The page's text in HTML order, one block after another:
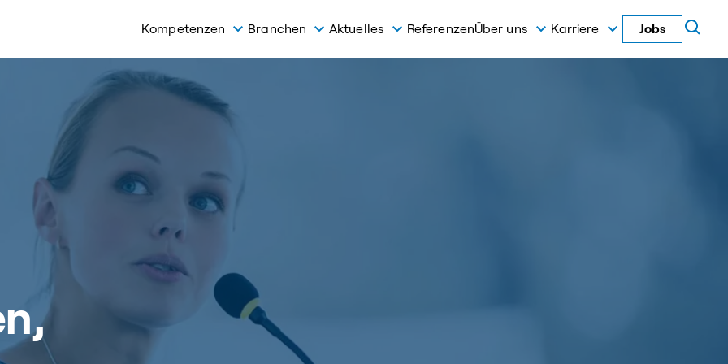
Kompetenzen Branchen Aktuelles ReferenzenÜber uns Karriere Jobs